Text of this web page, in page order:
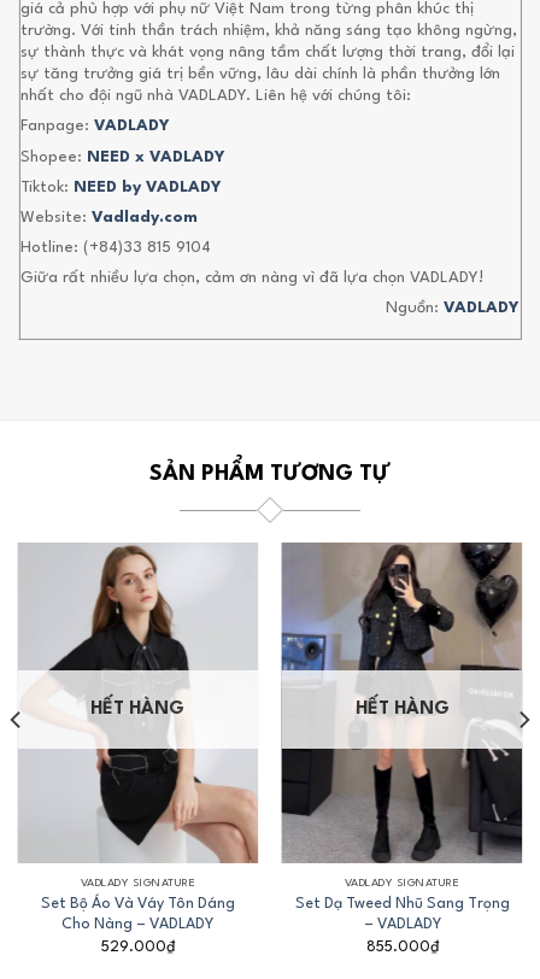
giá cả phù hợp với phụ nữ Việt Nam trong từng phân khúc thị
trường. Với tinh thần trách nhiệm, khả năng sáng tạo không ngừng,
sự thành thực và khát vọng nâng tầm chất lượng thời trang, đổi lại
sự tăng trưởng giá trị bền vững, lâu dài chính là phần thưởng lớn
nhất cho đội ngũ nhà VADLADY. Liên hệ với chúng tôi:
Fanpage: VADLADY
Shopee:
NEED x VADLADY
Tiktok:
NEED by VADLADY
Website: Vadlady.com
Hotline: (+84)33 815 9104
Giữa rất nhiều lựa chọn, cảm ơn nàng vì đã lựa chọn VADLADY!
Nguồn: VADLADY
SẢN PHẨM TƯƠNG TỰ
HẾT HÀNG
VADLADY SIGNATURE
Set Bộ Áo Và Váy Tôn Dáng
Cho Nàng – VADLADY
529.000₫
HẾT HÀNG
VADLADY SIGNATURE
Set Dạ Tweed Nhũ Sang Trọng
– VADLADY
855.000₫